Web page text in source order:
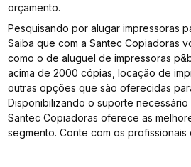
orçamento.
Pesquisando por alugar impressoras
Saiba que com a Santec Copiadoras
como o de aluguel de impressoras
acima de 2000 cópias, locação de
outras opções que são oferecidas
Disponibilizando o suporte necessário
Santec Copiadoras oferece as
segmento. Conte com os profissionais